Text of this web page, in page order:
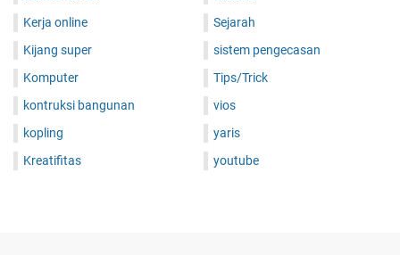
Kerja online
Kijang super
Komputer
kontruksi bangunan
kopling
Kreatifitas
Sejarah
sistem pengecasan
Tips/Trick
vios
yaris
youtube